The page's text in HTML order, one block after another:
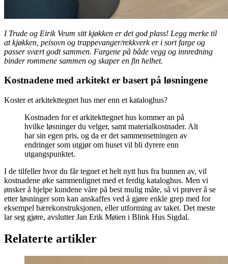
I Trude og Eirik Veum sitt kjøkken er det god plass! Legg merke til
at kjøkken, peisovn og trappevanger/rekkverk er i sort farge og
passer svært godt sammen. Fargene på både vegg og innredning
binder rommene sammen og skaper en fin helhet.
Kostnadene med arkitekt er basert på løsningene
Koster et arkitekttegnet hus mer enn et kataloghus?
Kostnaden for et arkitekttegnet hus kommer an på
hvilke løsninger du velger, samt materialkostnader. Alt
har sin egen pris, og da er det sammensetningen av
endringer som utgjør om huset vil bli dyrere enn
utgangspunktet.
I de tilfeller hvor du får tegnet et helt nytt hus fra bunnen av, vil
kostnadene øke sammenlignet med et ferdig kataloghus. Men vi
ønsker å hjelpe kundene våre på best mulig måte, så vi prøver å se
etter løsninger som kan anskaffes ved å gjøre enkle grep med for
eksempel bærekonstruksjonen, eller utforming av taket. Det meste
lar seg gjøre, avslutter Jan Erik Møien i Blink Hus Sigdal.
Relaterte artikler